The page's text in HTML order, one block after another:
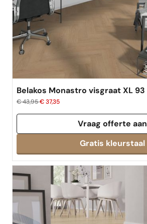
Belakos Monastro visgraat XL 93
€ 43,95€ 37,35
Vraag offerte aan